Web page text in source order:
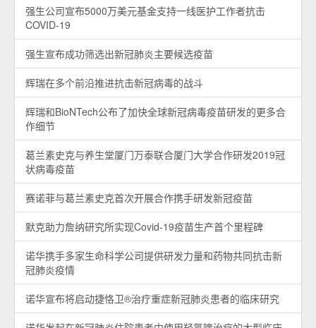
强生公司宣布5000万美元基金支持一线医护工作者抗击
COVID-19
强生宣布成功筛选出新冠肺炎主要候选疫苗
辉瑞在多个前沿推进抗击新冠病毒的战斗
辉瑞和BioNTech公布了加快全球新冠病毒疫苗研发的更多合
作细节
葛兰素史克与养生堂厦门万泰联合厦门大学合作研发2019冠
状病毒疫苗
赛诺菲与葛兰素史克首次开展合作携手研发新冠疫苗
默克助力詹纳研究所实现Covid-19疫苗生产首个里程碑
诺华携手多家生命科学公司提供研发力量和药物共同抗击新
冠肺炎疫情
诺华宣布将启动捷恪卫®治疗重症新冠肺炎患者的临床研究